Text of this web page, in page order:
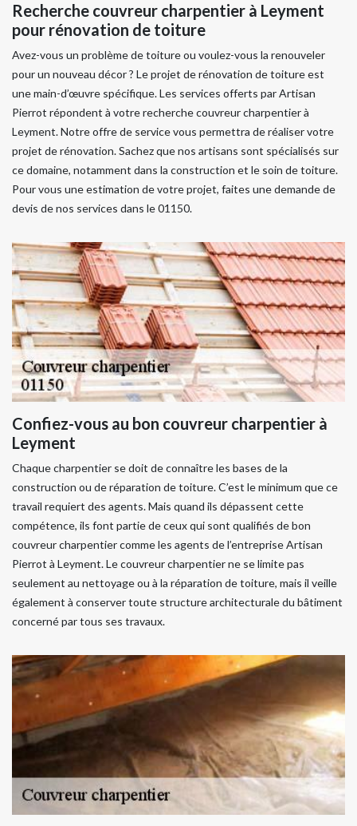
Recherche couvreur charpentier à Leyment
pour rénovation de toiture
Avez-vous un problème de toiture ou voulez-vous la renouveler
pour un nouveau décor ? Le projet de rénovation de toiture est
une main-d’œuvre spécifique. Les services offerts par Artisan
Pierrot répondent à votre recherche couvreur charpentier à
Leyment. Notre offre de service vous permettra de réaliser votre
projet de rénovation. Sachez que nos artisans sont spécialisés sur
ce domaine, notamment dans la construction et le soin de toiture.
Pour vous une estimation de votre projet, faites une demande de
devis de nos services dans le 01150.
Confiez-vous au bon couvreur charpentier à
Leyment
Chaque charpentier se doit de connaître les bases de la
construction ou de réparation de toiture. C’est le minimum que ce
travail requiert des agents. Mais quand ils dépassent cette
compétence, ils font partie de ceux qui sont qualifiés de bon
couvreur charpentier comme les agents de l’entreprise Artisan
Pierrot à Leyment. Le couvreur charpentier ne se limite pas
seulement au nettoyage ou à la réparation de toiture, mais il veille
également à conserver toute structure architecturale du bâtiment
concerné par tous ses travaux.